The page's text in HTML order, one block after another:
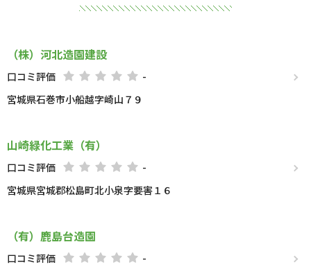
（株）河北造園建設
口コミ評価
-
宮城県石巻市小船越字崎山７９
山崎緑化工業（有）
口コミ評価
-
宮城県宮城郡松島町北小泉字要害１６
（有）鹿島台造園
口コミ評価 -